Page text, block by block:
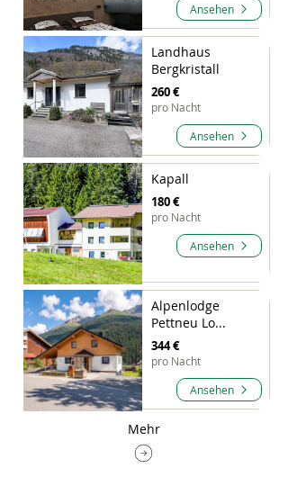
Ansehen
Landhaus
Bergkristall
260 €
pro Nacht
Ansehen
Kapall
180 €
pro Nacht
Ansehen
Alpenlodge
Pettneu Lo...
344 €
pro Nacht
Ansehen
Mehr